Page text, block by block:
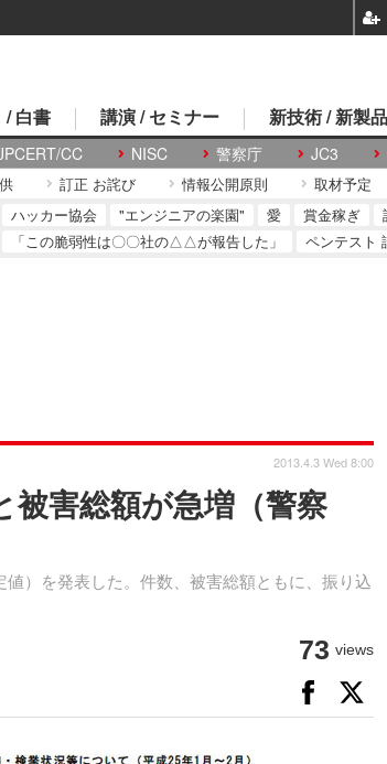
CC NISC 警察庁 JC3
/ 白書 講演 / セミナー 新技術 / 新製
訂正 お詫び 情報公開原則 取材予定
ハッカー協会 "エンジニアの楽園" 愛 賞金稼ぎ
「この脆弱性は〇〇社の△△が報告した」
ペンテスト
被害総額が急増（警察
）を発表した。件数、被害総額ともに、振り込
2013.4.3 Wed 8:00
73 views